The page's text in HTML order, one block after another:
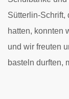
Sütterlin-Schrift,
hatten, konnten
und wir freuten
basteln durften,